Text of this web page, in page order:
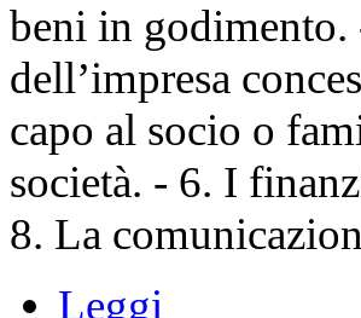
beni in
dell’impresa
capo al socio o
società. - 6. I
8. La
Leggi